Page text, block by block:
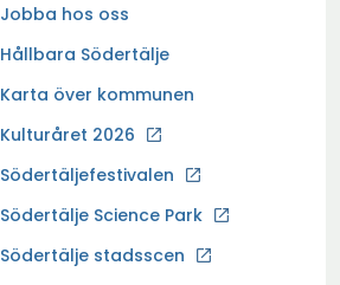
n
a
y
t
f
ö
Jobba hos oss
Ö
p
n
a
y
t
Hållbara Södertälje
Karta över kommunen
Kulturåret 2026
Södertäljefestivalen
Södertälje Science Park
Ö
p
Södertälje stadsscen